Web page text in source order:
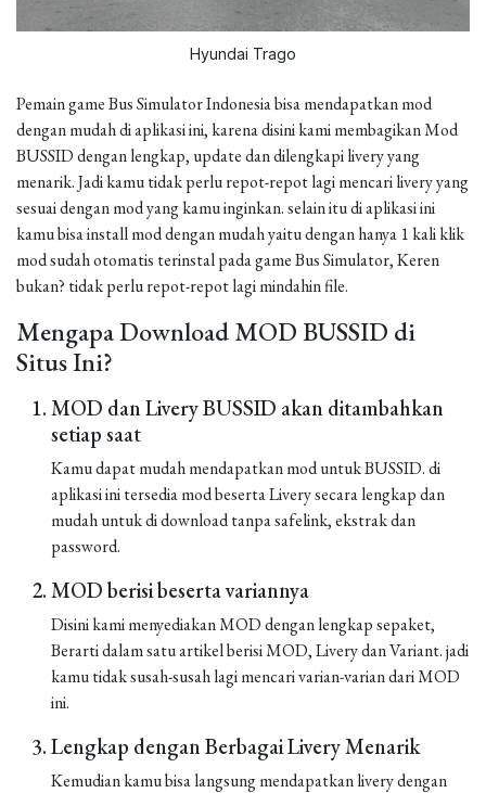
Hyundai Trago
Pemain game Bus Simulator Indonesia bisa mendapatkan mod
dengan mudah di aplikasi ini, karena disini kami membagikan Mod
BUSSID dengan lengkap, update dan dilengkapi livery yang
menarik. Jadi kamu tidak perlu repot-repot lagi mencari livery yang
sesuai dengan mod yang kamu inginkan. selain itu di aplikasi ini
kamu bisa install mod dengan mudah yaitu dengan hanya 1 kali klik
mod sudah otomatis terinstal pada game Bus Simulator, Keren
bukan? tidak perlu repot-repot lagi mindahin file.
Mengapa Download MOD BUSSID di
Situs Ini?
MOD dan Livery BUSSID akan ditambahkan
setiap saat
Kamu dapat mudah mendapatkan mod untuk BUSSID. di
aplikasi ini tersedia mod beserta Livery secara lengkap dan
mudah untuk di download tanpa safelink, ekstrak dan
password.
MOD berisi beserta variannya
Disini kami menyediakan MOD dengan lengkap sepaket,
Berarti dalam satu artikel berisi MOD, Livery dan Variant. jadi
kamu tidak susah-susah lagi mencari varian-varian dari MOD
ini.
Lengkap dengan Berbagai Livery Menarik
Kemudian kamu bisa langsung mendapatkan livery dengan